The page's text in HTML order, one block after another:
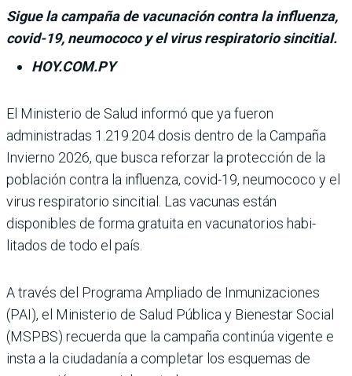
Sigue la campaña de vacunación contra la influenza,
covid-19, neumococo y el virus respiratorio sincitial.
HOY.COM.PY
El Ministerio de Salud informó que ya fue­ron
administradas 1.219.204 dosis dentro de la Campaña
Invierno 2026, que busca reforzar la protección de la
población contra la influenza, covid-19, neumococo y el
virus respiratorio sincitial. Las vacu­nas están
disponibles de forma gratuita en vacunatorios habi­
litados de todo el país.
A través del Programa Ampliado de Inmunizacio­nes
(PAI), el Ministerio de Salud Pública y Bienestar Social
(MSPBS) recuerda que la campaña continúa vigente e
insta a la ciudadanía a com­pletar los esquemas de